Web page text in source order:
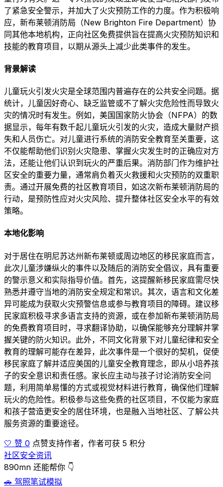
了紧急安全警示，并加大了火灾预防工作的力度。作为积极响
应，新布莱顿消防局（New Brighton Fire Department）协
同其他本地机构，正向社区免费提供旨在提高火灾预防知识和
技能的教育项目，以期从源头上减少此类事件的发生。
背景解读
儿童玩火引发火灾是全球范围内普遍存在的公共安全问题。据
统计，儿童因好奇心、缺乏监管或不了解火灾危险性而导致火
灾的情况时有发生。例如，美国国家防火协会（NFPA）的数
据显示，每年有数千起儿童玩火引发的火灾，造成大量财产损
失和人员伤亡。对儿童进行系统的消防安全教育至关重要，这
不仅能帮助他们识别火灾隐患、掌握火灾发生时的正确应对方
法，还能让他们认识到玩火的严重后果。消防部门作为维护社
区安全的重要力量，通常肩负着灭火救援和火灾预防的双重职
责。通过开展免费的社区教育项目，如这次新布莱顿消防局的
行动，是预防性应对火灾风险、提升整体社区安全水平的有效
策略。
本地化影响
对于居住在明尼苏达州新布莱顿或周边地区的移民家庭而言，
此次儿童涉嫌纵火的事件以及随后的消防安全倡议，具有重要
的警示意义和实际指导价值。首先，这提醒新移民家庭需尽快
熟悉并遵守当地的消防安全规定和常识。其次，语言和文化差
异可能成为获取火灾预警信息或参与教育项目的障碍。建议移
民家庭积极寻求多语言支持的资源，或在参加新布莱顿消防局
的免费教育项目时，寻求翻译协助，以确保能够充分理解并掌
握关键的防火知识。此外，不同文化背景下对儿童纪律和安全
教育的理解可能存在差异，此次事件是一个很好的契机，促使
移民家庭了解并适应美国的儿童安全教育理念，即从小培养孩
子的安全意识和责任感。家长应主动与孩子讨论消防安全问
题，利用简单易懂的方式或视觉材料进行教育，确保他们理解
玩火的危险性。积极参与这些免费的社区项目，不仅能为家庭
和孩子营造更安全的居住环境，也是融入当地社区、了解公共
服务资源的重要途径。
🤍 赞 0 点赞支持作者，作者可获 5 积分
社区安全资讯
890mn 还能帮你 👇
🚗 驾照笔试模拟